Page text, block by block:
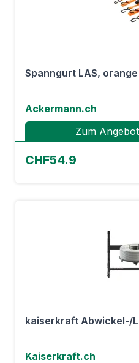
Spanngurt LAS,
Ackermann.ch
Zum Angebot
CHF54.9
kaiserkraft Abwickel-/
Kaiserkraft.ch